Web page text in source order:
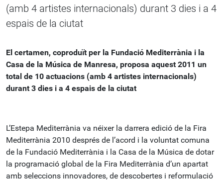
(amb 4 artistes internacionals) durant 3 dies i a 4
espais de la ciutat
El certamen, coproduït per la Fundació Mediterrània i la
Casa de la Música de Manresa, proposa aquest 2011 un
total de 10 actuacions (amb 4 artistes internacionals)
durant 3 dies i a 4 espais de la ciutat
L’Estepa Mediterrània va néixer la darrera edició de la Fira
Mediterrània 2010 després de l’acord i la voluntat comuna
de la Fundació Mediterrània i la Casa de la Música de dotar
la programació global de la Fira Mediterrània d’un apartat
amb seleccions innovadores, de descobertes i reformulació